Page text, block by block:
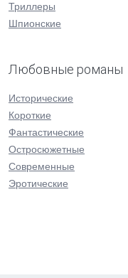
Триллеры
Шпионские
Любовные романы
Исторические
Короткие
Фантастические
Остросюжетные
Современные
Эротические